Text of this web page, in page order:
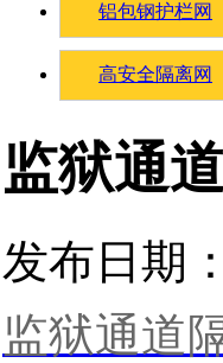
铝包钢护栏网
高安全隔离网
监狱通
发布日期
监狱通道